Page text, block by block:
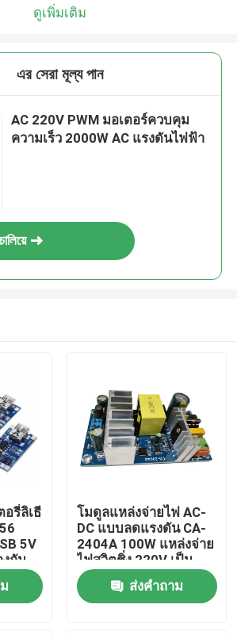
ดูเพิ่มเติม
এর সেরা মূল্য পান
AC 220V PWM มอเตอร์ควบคุม
ความเร็ว 2000W AC แรงดันไฟฟ้า
চালিয়ে
รี่ลิเธี
5V
กัน
โมดูลแหล่งจ่ายไฟ AC-
DC แบบลดแรงดัน CA-
2404A 100W แหล่งจ่าย
ไฟสวิตชิ่ง 220V เป็น
24V
ส่งคำถาม